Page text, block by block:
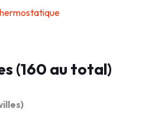
(160 au total)